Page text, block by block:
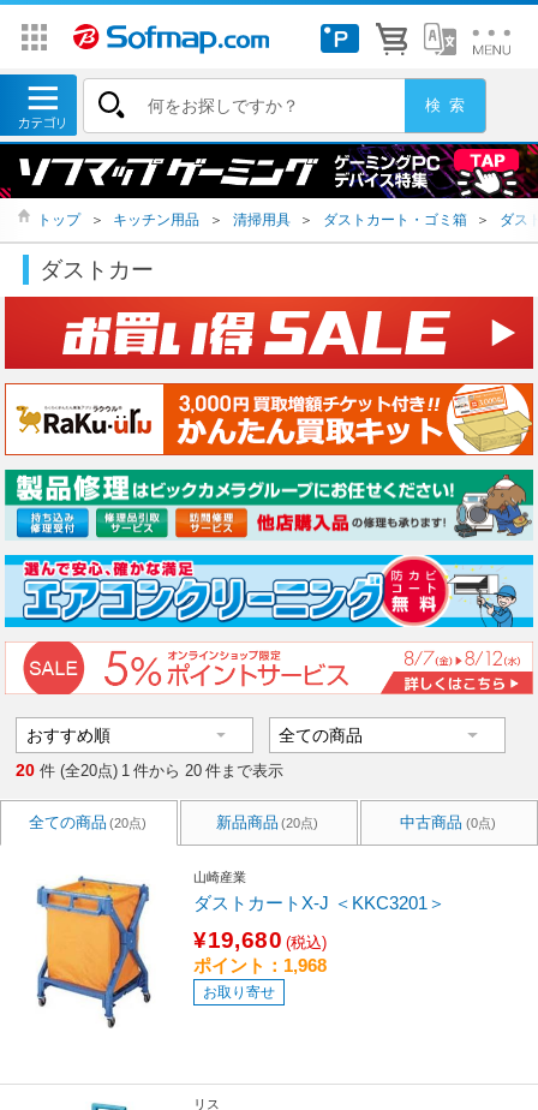
トップ ＞ キッチン用品 ＞ 清掃用具 ＞ ダストカート・ゴミ箱 ＞ ダス
ダストカー
20 件 (全20点) 1 件から 20 件まで表示
全ての商品 (20点) 新品商品 (20点) 中古商品 (0点)
山崎産業
ダストカートX-J ＜KKC3201＞
¥19,680 (税込)
ポイント：1,968
お取り寄せ
リス